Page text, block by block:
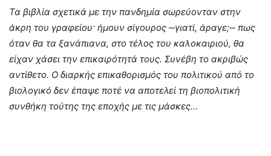
Τα βιβλία σχετικά με την πανδημία σωρεύονταν στην
άκρη του γραφείου· ήμουν σίγουρος ‒γιατί, άραγε;‒ πως
όταν θα τα ξανάπιανα, στο τέλος του καλοκαιριού, θα
είχαν χάσει την επικαιρότητά τους. Συνέβη το ακριβώς
αντίθετο. Ο διαρκής επικαθορισμός του πολιτικού από το
βιολογικό δεν έπαψε ποτέ να αποτελεί τη βιοπολιτική
συνθήκη τούτης της εποχής με τις μάσκες…